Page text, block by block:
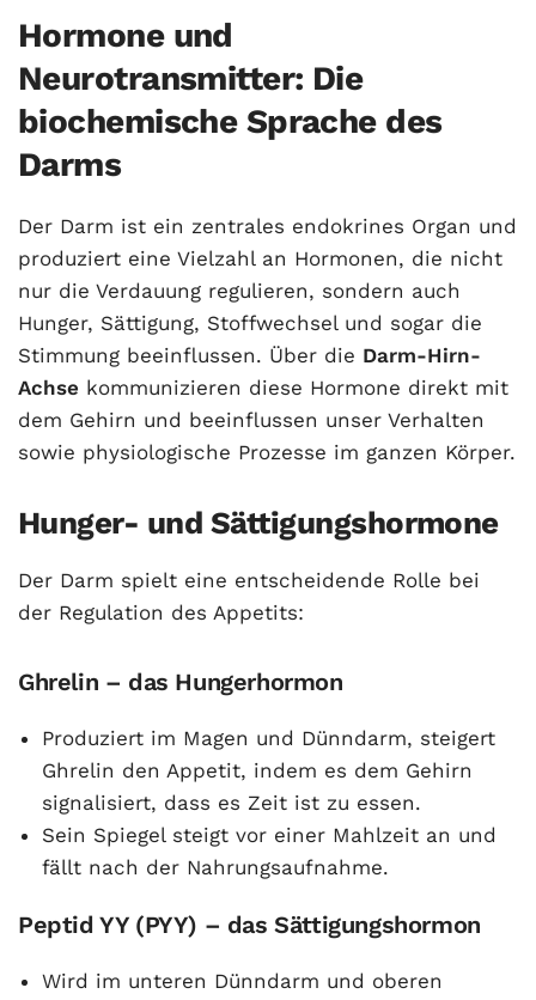
Hormone und
Neurotransmitter: Die
biochemische Sprache des
Darms
Der Darm ist ein zentrales endokrines Organ und
produziert eine Vielzahl an Hormonen, die nicht
nur die Verdauung regulieren, sondern auch
Hunger, Sättigung, Stoffwechsel und sogar die
Stimmung beeinflussen. Über die Darm-Hirn-
Achse kommunizieren diese Hormone direkt mit
dem Gehirn und beeinflussen unser Verhalten
sowie physiologische Prozesse im ganzen Körper.
Hunger- und Sättigungshormone
Der Darm spielt eine entscheidende Rolle bei
der Regulation des Appetits:
Ghrelin – das Hungerhormon
Produziert im Magen und Dünndarm, steigert
Ghrelin den Appetit, indem es dem Gehirn
signalisiert, dass es Zeit ist zu essen.
Sein Spiegel steigt vor einer Mahlzeit an und
fällt nach der Nahrungsaufnahme.
Peptid YY (PYY) – das Sättigungshormon
Wird im unteren Dünndarm und oberen